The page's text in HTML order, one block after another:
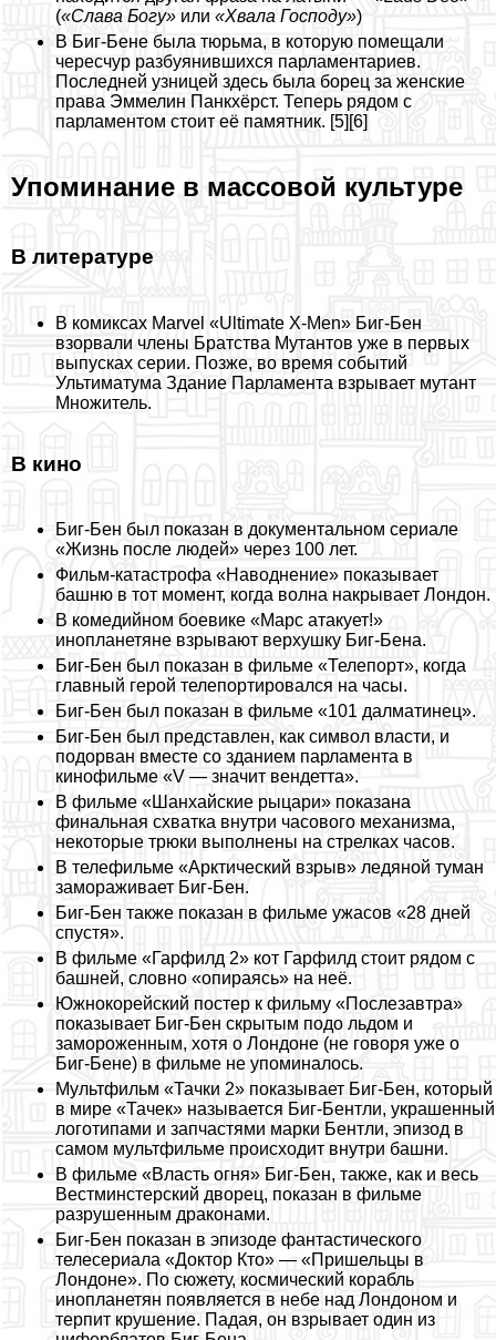
(«Слава Богу» или «Хвала Господу»)
В Биг-Бене была тюрьма, в которую помещали
чересчур разбуянившихся парламентариев.
Последней узницей здесь была борец за женские
права Эммелин Панкхёрст. Теперь рядом с
парламентом стоит её памятник. [5][6]
Упоминание в массовой культуре
В литературе
В комиксах Marvel «Ultimate X-Men» Биг-Бен
взорвали члeны Братства Мутантов уже в первых
выпусках серии. Позже, во время событий
Ультиматума Здание Парламента взрывает мутант
Множитель.
В кино
Биг-Бен был показан в документальном сериале
«Жизнь после людей» через 100 лет.
Фильм-катастрофа «Наводнение» показывает
башню в тот момент, когда волна накрывает Лондон.
В комедийном боевике «Марс атакует!»
инопланетяне взрывают верхушку Биг-Бена.
Биг-Бен был показан в фильме «Телепорт», когда
главный герой телепортировался на часы.
Биг-Бен был показан в фильме «101 далматинец».
Биг-Бен был представлен, как символ власти, и
подорван вместе со зданием парламента в
кинофильме «V — значит вендетта».
В фильме «Шанхайские рыцари» показана
финальная схватка внутри часового механизма,
некоторые трюки выполнены на стрелках часов.
В телефильме «Арктический взрыв» ледяной туман
замораживает Биг-Бен.
Биг-Бен также показан в фильме ужасов «28 дней
спустя».
В фильме «Гарфилд 2» кот Гарфилд стоит рядом с
башней, словно «опираясь» на неё.
Южнокорейский постер к фильму «Послезавтра»
показывает Биг-Бен скрытым подо льдом и
замороженным, хотя о Лондоне (не говоря уже о
Биг-Бене) в фильме не упоминалось.
Мультфильм «Тачки 2» показывает Биг-Бен, который
в мире «Тачек» называется Биг-Бентли, украшенный
логотипами и запчастями марки Бентли, эпизод в
самом мультфильме происходит внутри башни.
В фильме «Власть огня» Биг-Бен, также, как и весь
Вестминстерский дворец, показан в фильме
разрушенным дpaконами.
Биг-Бен показан в эпизоде фантастического
телесериала «Доктор Кто» — «Пришельцы в
Лондоне». По сюжету, космический корабль
инопланетян появляется в небе над Лондоном и
терпит крушение. Падая, он взрывает один из